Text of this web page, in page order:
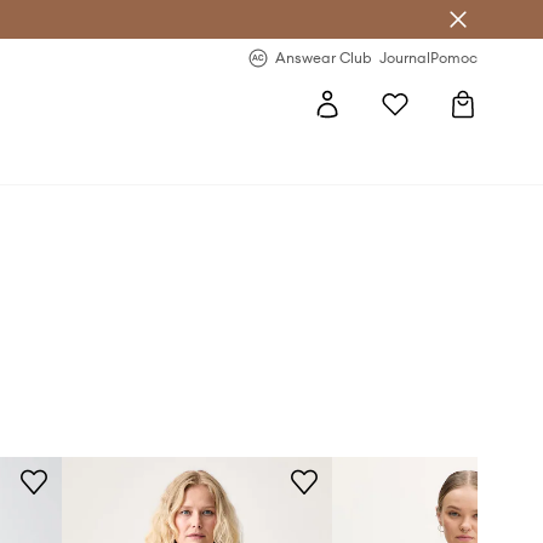
Answear Club JournalPomoc